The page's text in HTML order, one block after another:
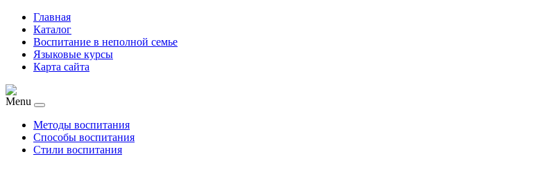
Главная
Каталог
Воспитание в неполной семье
Языковые курсы
Карта сайта
Menu
Методы воспитания
Способы воспитания
Стили воспитания